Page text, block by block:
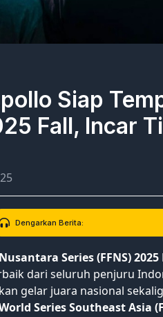
Siap
Fall, Incar
Dengarkan Berita:
Series (FFNS) 2025
dari seluruh penjuru
gelar juara nasional
Series Southeast Asia